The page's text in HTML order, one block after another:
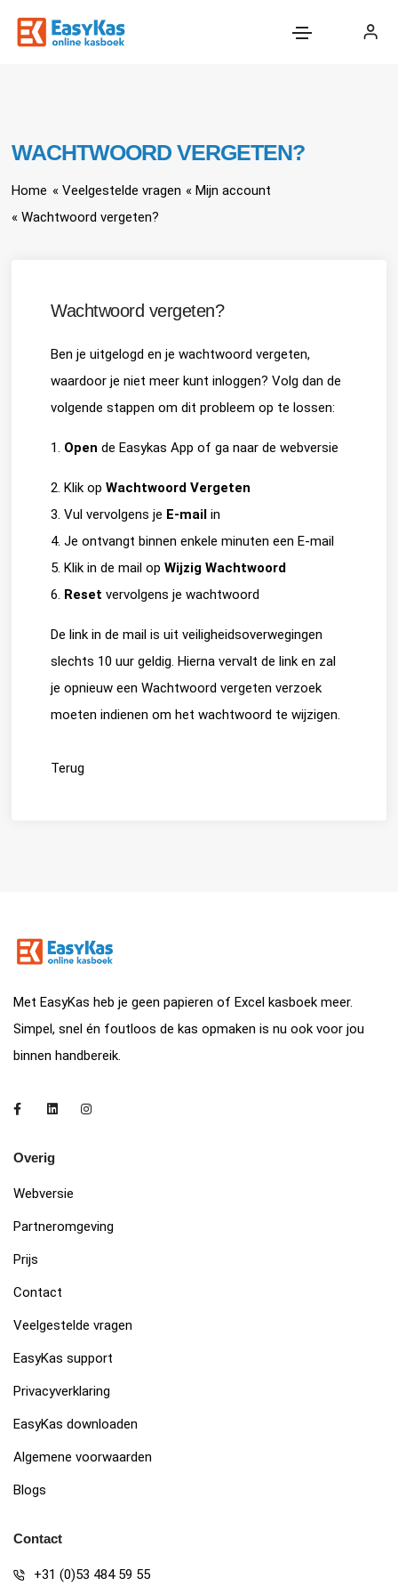
WACHTWOORD VERGETEN?
Home « Veelgestelde vragen « Mijn account
« Wachtwoord vergeten?
Wachtwoord vergeten?
Ben je uitgelogd en je wachtwoord vergeten,
waardoor je niet meer kunt inloggen? Volg dan de
volgende stappen om dit probleem op te lossen:
1. Open de Easykas App of ga naar de webversie
2. Klik opWachtwoord Vergeten
3. Vul vervolgens je E-mail in
4. Je ontvangt binnen enkele minuten een E-mail
5. Klik in de mail opWijzig Wachtwoord
6. Reset vervolgens je wachtwoord
De link in de mail is uit veiligheidsoverwegingen
slechts 10 uur geldig. Hierna vervalt de link en zal
je opnieuw een Wachtwoord vergeten verzoek
moeten indienen om het wachtwoord te wijzigen.
Terug
Met EasyKas heb je geen papieren of Excel kasboek meer.
Simpel, snel én foutloos de kas opmaken is nu ook voor jou
binnen handbereik.
Overig
Webversie
Partneromgeving
Prijs
Contact
Veelgestelde vragen
EasyKas support
Privacyverklaring
EasyKas downloaden
Algemene voorwaarden
Blogs
Contact
+31 (0)53 484 59 55